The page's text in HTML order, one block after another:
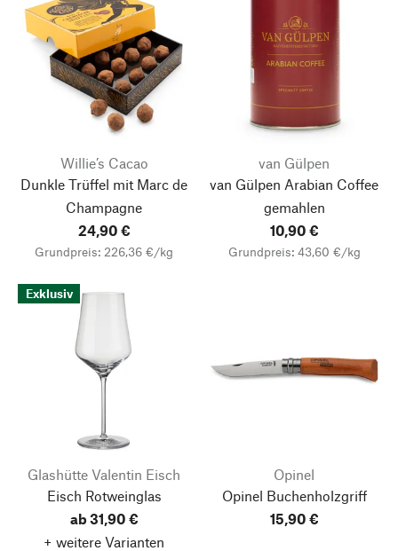
Willie’s Cacao
Dunkle Trüffel mit Marc de
Champagne
24,90 €
Grundpreis: 226,36 €/kg
van Gülpen
van Gülpen Arabian Coffee
gemahlen
10,90 €
Grundpreis: 43,60 €/kg
Exklusiv
Glashütte Valentin Eisch
Eisch Rotweinglas
ab 31,90 €
+ weitere Varianten
Opinel
Opinel Buchenholzgriff
15,90 €